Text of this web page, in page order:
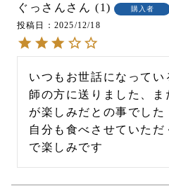
ぐっさん 1 購入者
投稿日
2025/12/18
いつもお世話になってい
師の方に送りました、ま
が楽しみだとの事でした
自分も食べさせていた
で楽しみです